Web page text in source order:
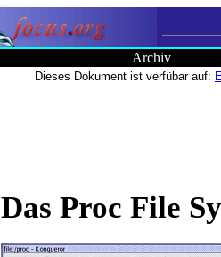
| Archiv
Dieses Dokument ist verfübar auf:
Das Proc File